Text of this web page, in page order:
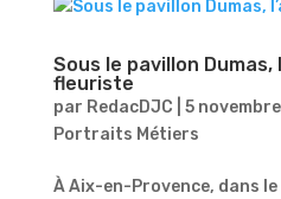
Sous le pavillon Dumas,
fleuriste
par RedacDJC 5
Portraits Métiers
À Aix-en-Provence, dans